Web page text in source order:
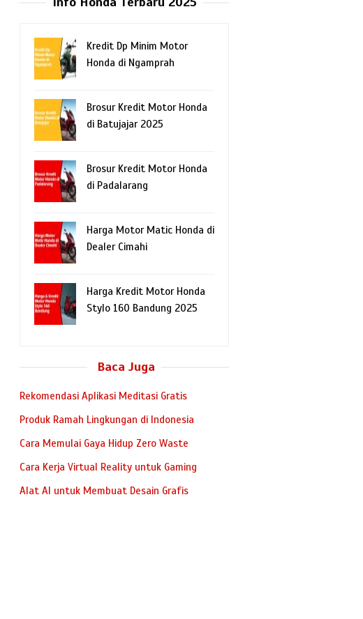
Kredit Dp Minim Motor
Honda di Ngamprah
Brosur Kredit Motor Honda
di Batujajar 2025
Brosur Kredit Motor Honda
di Padalarang
Harga Motor Matic Honda di
Dealer Cimahi
Harga Kredit Motor Honda
Stylo 160 Bandung 2025
Baca Juga
Rekomendasi Aplikasi Meditasi Gratis
Produk Ramah Lingkungan di Indonesia
Cara Memulai Gaya Hidup Zero Waste
Cara Kerja Virtual Reality untuk Gaming
Alat AI untuk Membuat Desain Grafis